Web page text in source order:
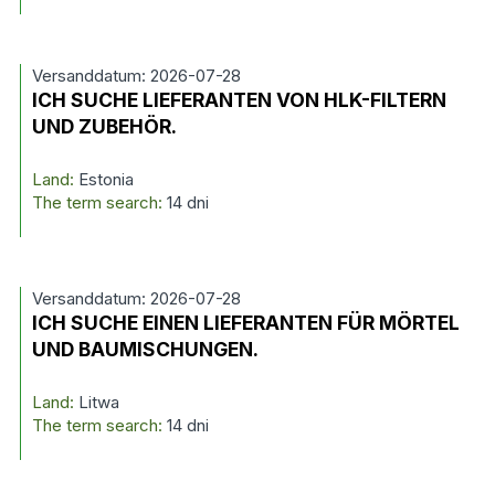
Versanddatum: 2026-07-28
ICH SUCHE LIEFERANTEN VON HLK-FILTERN
UND ZUBEHÖR.
Land: Estonia
The term search: 14 dni
Versanddatum: 2026-07-28
ICH SUCHE EINEN LIEFERANTEN FÜR MÖRTEL
UND BAUMISCHUNGEN.
Land: Litwa
The term search: 14 dni